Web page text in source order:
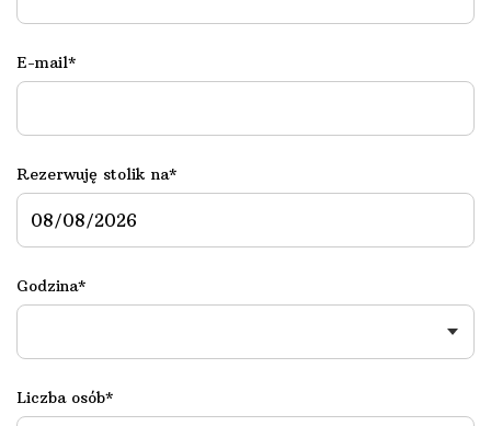
E-mail*
Rezerwuję stolik na*
Godzina*
Liczba osób*